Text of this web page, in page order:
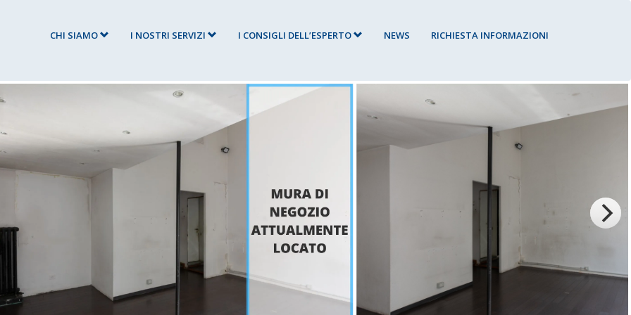
CHI SIAMO I NOSTRI SERVIZI I CONSIGLI DELL’ESPERTO NEWS RICHIESTA INFORMAZIONI